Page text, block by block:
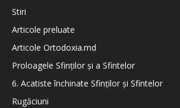
Stiri
Articole preluate
Articole Ortodoxia.md
Proloagele Sfinților și a Sfintelor
6. Acatiste închinate Sfinților și Sfintelor
Rugăciuni